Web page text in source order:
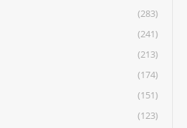
(283)
(241)
(213)
(174)
(151)
(123)